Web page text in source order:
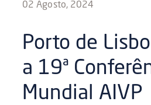
02 Agosto, 2024
Porto de
a 19ª
Mundial AIVP